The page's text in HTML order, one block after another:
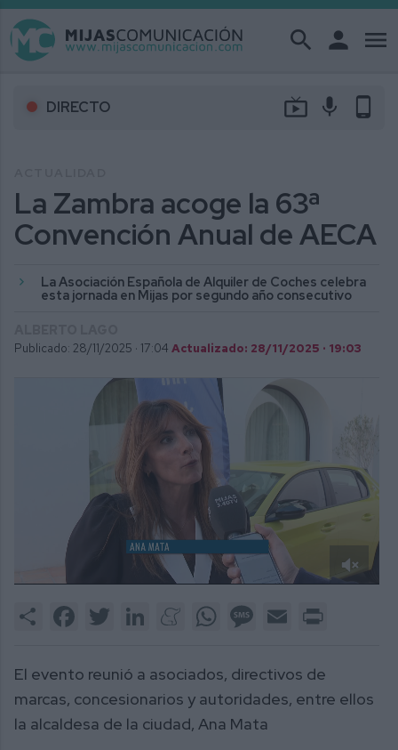
search person menu
DIRECTO live_tv mic phone_android
La Zambra acoge la 63ª
Convención Anual de AECA
La Asociación Española de Alquiler de Coches celebra
esta jornada en Mijas por segundo año consecutivo
Publicado: 28/11/2025 · 17:04 Actualizado: 28/11/2025 · 19:03
2
Share FacebookTwitter LinkedInMeneameWhatsAppMessage
Email
El evento reunió a asociados, directivos de
marcas, concesionarios y autoridades, entre ellos
la alcaldesa de la ciudad, Ana Mata